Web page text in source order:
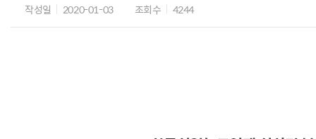
작성일 2020-01-03 조회수 4244